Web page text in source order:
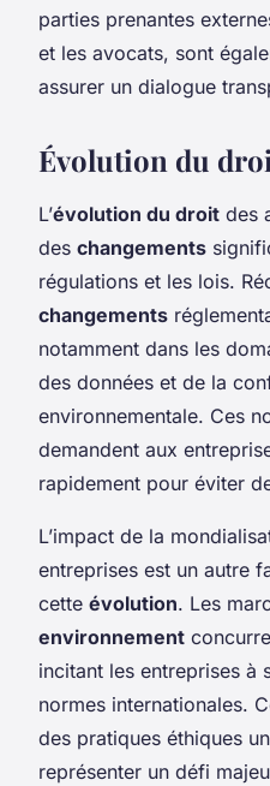
parties prenantes
et les avocats, sont
assurer un dialogue
Évolution du
L’évolution du droit des
des changements
régulations et les lois.
changements
notamment dans les
des données et de la
environnementale. Ces
demandent aux
rapidement pour éviter
L’impact de la
entreprises est un autre
cette évolution. Les
environnement
incitant les entreprises à
normes internationales.
des pratiques éthiques
représenter un défi